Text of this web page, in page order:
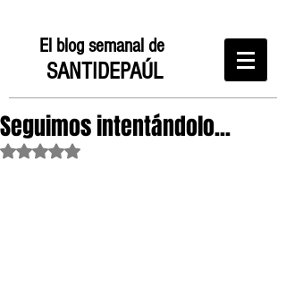
El blog semanal de
SANTIDEPAÚL
Seguimos intentándolo...
Obtuvo NaN de 5 estrellas.